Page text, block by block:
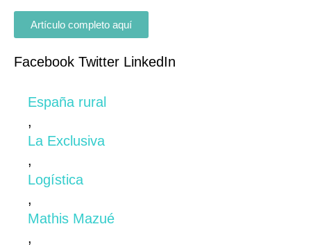
Artículo completo aquí
Facebook Twitter LinkedIn
España rural
,
La Exclusiva
,
Logística
,
Mathis Mazué
,